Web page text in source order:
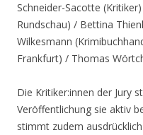
Schneider-Sacotte
Rundschau) / Bettina
Wilkesmann
Frankfurt) / Thomas
Die Kritiker:innen der Jury
Veröffentlichung sie aktiv
stimmt zudem